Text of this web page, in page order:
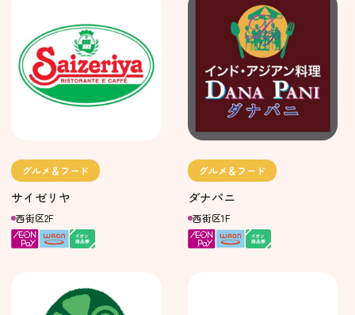
グルメ＆フード
サイゼリヤ
西街区2F
グルメ＆フード
ダナパニ
西街区1F